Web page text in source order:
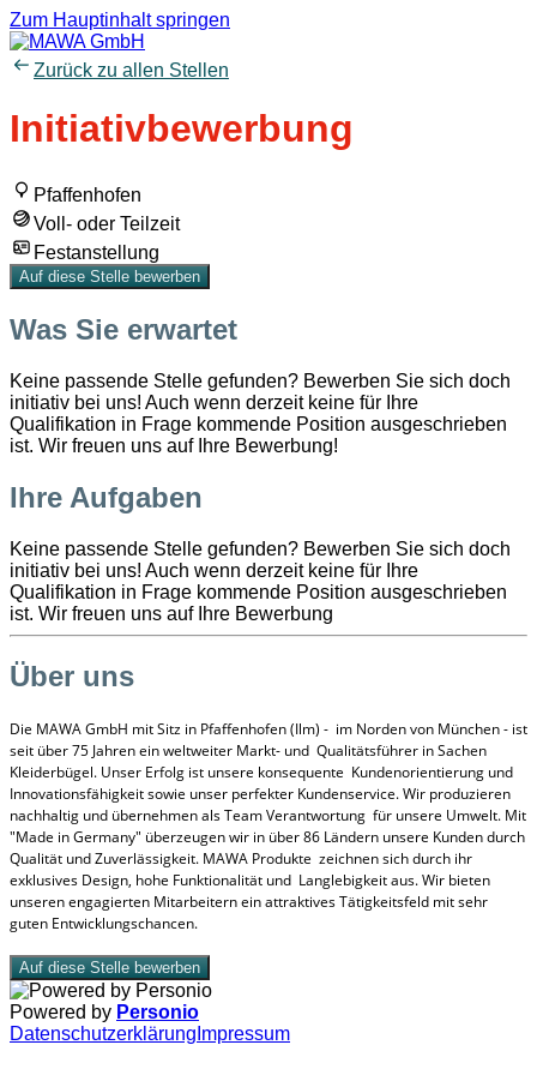
Zum Hauptinhalt springen
Zurück zu allen Stellen
Initiativbewerbung
Pfaffenhofen
Voll- oder Teilzeit
Festanstellung
Auf diese Stelle bewerben
Was Sie erwartet
Keine passende Stelle gefunden? Bewerben Sie sich doch
initiativ bei uns! Auch wenn derzeit keine für Ihre
Qualifikation in Frage kommende Position ausgeschrieben
ist. Wir freuen uns auf Ihre Bewerbung!
Ihre Aufgaben
Keine passende Stelle gefunden? Bewerben Sie sich doch
initiativ bei uns! Auch wenn derzeit keine für Ihre
Qualifikation in Frage kommende Position ausgeschrieben
ist. Wir freuen uns auf Ihre Bewerbung
Über uns
Die MAWA GmbH mit Sitz in Pfaffenhofen (Ilm) - im Norden von München - ist
seit über 75 Jahren ein weltweiter Markt- und Qualitätsführer in Sachen
Kleiderbügel. Unser Erfolg ist unsere konsequente Kundenorientierung und
Innovationsfähigkeit sowie unser perfekter Kundenservice. Wir produzieren
nachhaltig und übernehmen als Team Verantwortung für unsere Umwelt. Mit
"Made in Germany" überzeugen wir in über 86 Ländern unsere Kunden durch
Qualität und Zuverlässigkeit. MAWA Produkte zeichnen sich durch ihr
exklusives Design, hohe Funktionalität und Langlebigkeit aus. Wir bieten
unseren engagierten Mitarbeitern ein attraktives Tätigkeitsfeld mit sehr
guten Entwicklungschancen.
Auf diese Stelle bewerben
Powered by Personio
Datenschutzerklärung Impressum